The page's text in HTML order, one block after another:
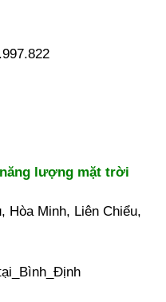
lượng mặt trời
Hòa Minh, Liên Chiểu,